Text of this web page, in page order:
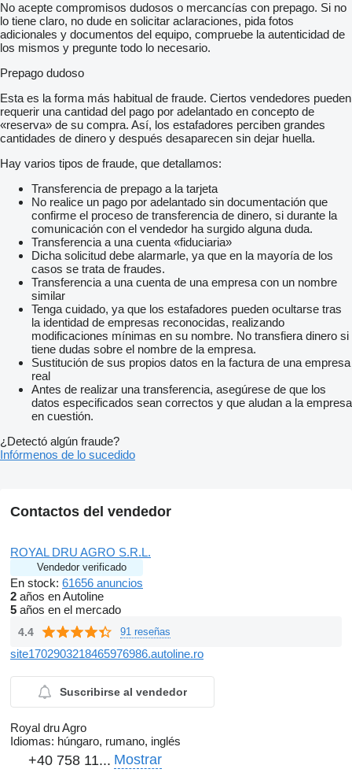
No acepte compromisos dudosos o mercancías con prepago. Si no
lo tiene claro, no dude en solicitar aclaraciones, pida fotos
adicionales y documentos del equipo, compruebe la autenticidad de
los mismos y pregunte todo lo necesario.
Prepago dudoso
Esta es la forma más habitual de fraude. Ciertos vendedores pueden
requerir una cantidad del pago por adelantado en concepto de
«reserva» de su compra. Así, los estafadores perciben grandes
cantidades de dinero y después desaparecen sin dejar huella.
Hay varios tipos de fraude, que detallamos:
Transferencia de prepago a la tarjeta
No realice un pago por adelantado sin documentación que
confirme el proceso de transferencia de dinero, si durante la
comunicación con el vendedor ha surgido alguna duda.
Transferencia a una cuenta «fiduciaria»
Dicha solicitud debe alarmarle, ya que en la mayoría de los
casos se trata de fraudes.
Transferencia a una cuenta de una empresa con un nombre
similar
Tenga cuidado, ya que los estafadores pueden ocultarse tras
la identidad de empresas reconocidas, realizando
modificaciones mínimas en su nombre. No transfiera dinero si
tiene dudas sobre el nombre de la empresa.
Sustitución de sus propios datos en la factura de una empresa
real
Antes de realizar una transferencia, asegúrese de que los
datos especificados sean correctos y que aludan a la empresa
en cuestión.
¿Detectó algún fraude?
Infórmenos de lo sucedido
Contactos del vendedor
ROYAL DRU AGRO S.R.L.
Vendedor verificado
En stock: 61656 anuncios
2 años en Autoline
5 años en el mercado
4.4 91 reseñas
site1702903218465976986.autoline.ro
Suscribirse al vendedor
Royal dru Agro
Idiomas: húngaro, rumano, inglés
+40 758 11... Mostrar